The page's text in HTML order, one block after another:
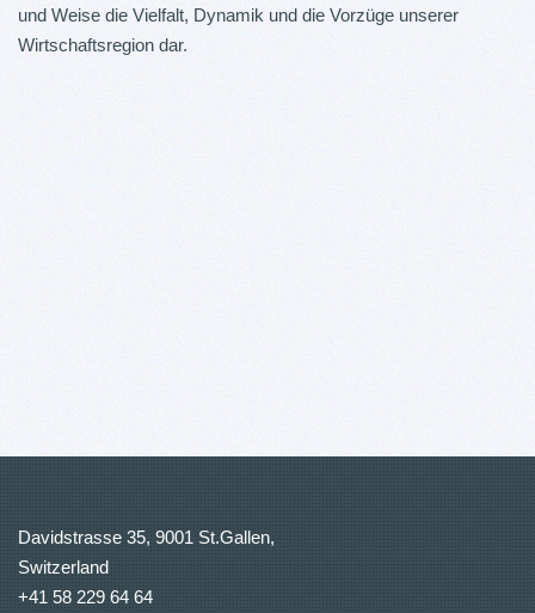
und Weise die Vielfalt, Dynamik und die Vorzüge unserer
Wirtschaftsregion dar.
Davidstrasse 35, 9001 St.Gallen,
Switzerland
+41 58 229 64 64